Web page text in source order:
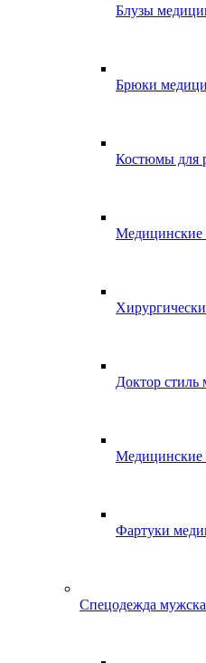
Блузы
Брюки
Костюмы для
Доктор стиль
Медицинские
Фартуки
Спецодежда